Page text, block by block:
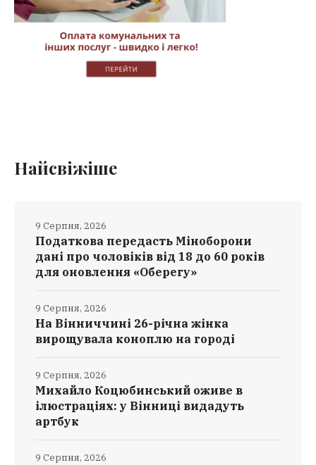
Найсвіжіше
Податкова передасть Міноборони
дані про чоловіків від 18 до 60 років
для оновлення «Оберегу»
9 Серпня, 2026
На Вінниччині 26-річна жінка
вирощувала коноплю на городі
9 Серпня, 2026
Михайло Коцюбинський оживе в
ілюстраціях: у Вінниці видадуть
артбук
9 Серпня, 2026
9 Серпня, 2026